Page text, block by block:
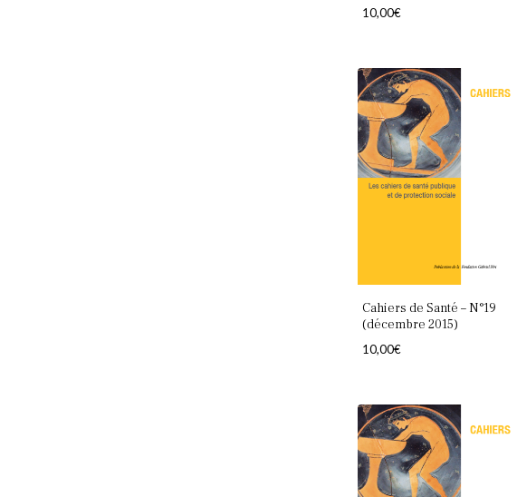
10,00€
Cahiers de Santé – N°19
(décembre 2015)
10,00€